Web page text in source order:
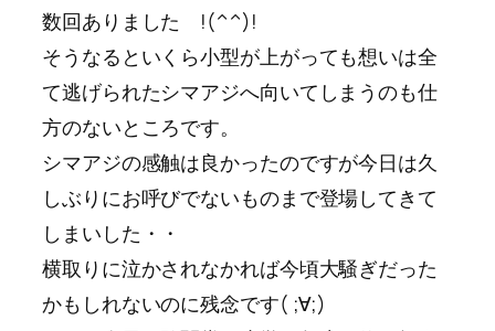
数回ありました !(^^)!
そうなるといくら小型が上がっても想いは全
て逃げられたシマアジへ向いてしまうのも仕
方のないところです。
シマアジの感触は良かったのですが今日は久
しぶりにお呼びでないものまで登場してきて
しまいした・・
横取りに泣かされなかれば今頃大騒ぎだった
かもしれないのに残念です( ;∀;)